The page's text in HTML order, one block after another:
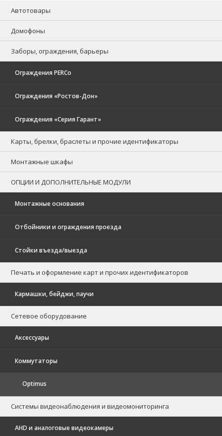
Автотовары
Домофоны
Заборы, ограждения, барьеры
Ограждения PERCo
Ограждения «Ростов-Дон»
Ограждения «Серия Гарант»
Карты, брелки, браслеты и прочие идентификаторы
Монтажные шкафы
ОПЦИИ И ДОПОЛНИТЕЛЬНЫЕ МОДУЛИ
Монтажные основания
Отбойники и ограждения проезда
Стойки въезда/выезда
Печать и оформление карт и прочих идентификаторов
Кармашки, бейджи, паучи
Сетевое оборудование
Аксессуары
Коммутаторы
Optimus
Системы видеонаблюдения и видеомониторинга
AHD и аналоговые видеокамеры